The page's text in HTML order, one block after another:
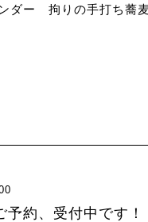
ダー 拘りの手打ち蕎
約、受付中です！